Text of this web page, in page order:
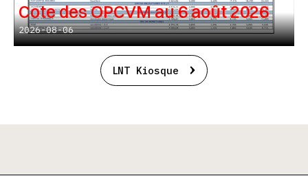
Cote des OPCVM au 6 août 2026
2026-08-06
LNT Kiosque